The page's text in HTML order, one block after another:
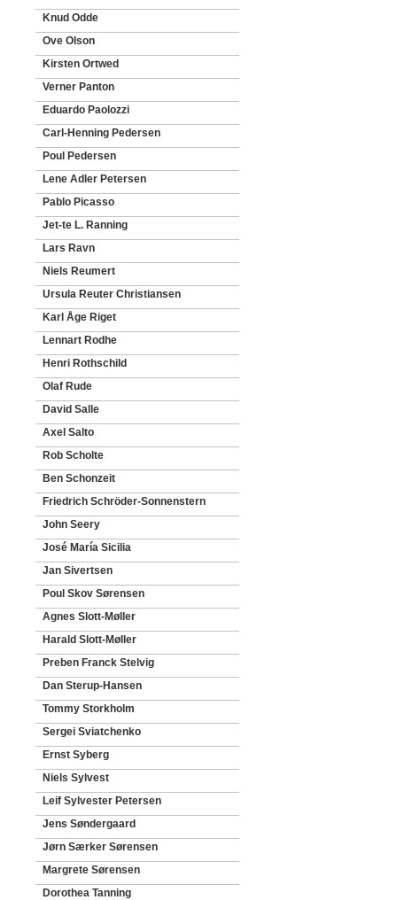
Knud Odde
Ove Olson
Kirsten Ortwed
Verner Panton
Eduardo Paolozzi
Carl-Henning Pedersen
Poul Pedersen
Lene Adler Petersen
Pablo Picasso
Jet-te L. Ranning
Lars Ravn
Niels Reumert
Ursula Reuter Christiansen
Karl Åge Riget
Lennart Rodhe
Henri Rothschild
Olaf Rude
David Salle
Axel Salto
Rob Scholte
Ben Schonzeit
Friedrich Schröder-Sonnenstern
John Seery
José María Sicilia
Jan Sivertsen
Poul Skov Sørensen
Agnes Slott-Møller
Harald Slott-Møller
Preben Franck Stelvig
Dan Sterup-Hansen
Tommy Storkholm
Sergei Sviatchenko
Ernst Syberg
Niels Sylvest
Leif Sylvester Petersen
Jens Søndergaard
Jørn Særker Sørensen
Margrete Sørensen
Dorothea Tanning